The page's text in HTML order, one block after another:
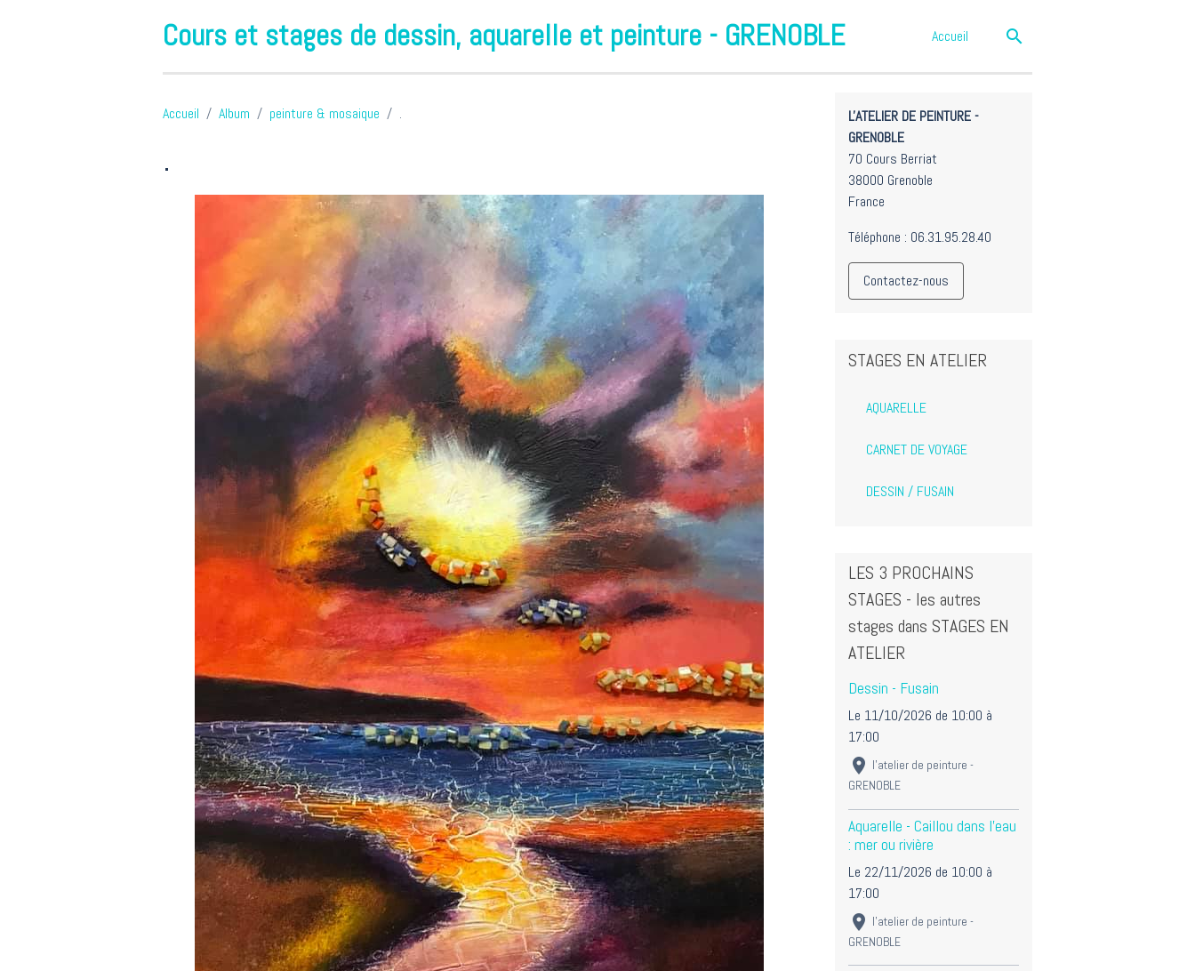
Cours et stages de dessin, aquarelle et peinture - GRENOBLE Accueil
Accueil Album peinture & mosaique .
.
L'ATELIER DE PEINTURE -
GRENOBLE
70 Cours Berriat
38000 Grenoble
France
Téléphone : 06.31.95.28.40
Contactez-nous
STAGES EN ATELIER
AQUARELLE
CARNET DE VOYAGE
DESSIN / FUSAIN
LES 3 PROCHAINS
STAGES - les autres
stages dans STAGES EN
ATELIER
Dessin - Fusain
Le 11/10/2026 de 10:00 à
17:00
l'atelier de peinture -
GRENOBLE
Aquarelle - Caillou dans l'eau
: mer ou rivière
Le 22/11/2026 de 10:00 à
17:00
l'atelier de peinture -
GRENOBLE